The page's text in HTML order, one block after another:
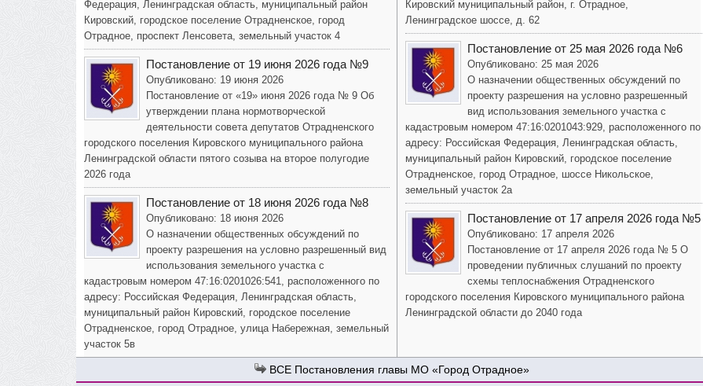
Федерация, Ленинградская область, муниципальный район
Кировский, городское поселение Отрадненское, город
Отрадное, проспект Ленсовета, земельный участок 4
Постановление от 19 июня 2026 года №9
Опубликовано: 19 июня 2026
Постановление от «19» июня 2026 года № 9 Об
утверждении плана нормотворческой
деятельности совета депутатов Отрадненского
городского поселения Кировского муниципального района
Ленинградской области пятого созыва на второе полугодие
2026 года
Постановление от 18 июня 2026 года №8
Опубликовано: 18 июня 2026
О назначении общественных обсуждений по
проекту разрешения на условно разрешенный вид
использования земельного участка с
кадастровым номером 47:16:0201026:541, расположенного по
адресу: Российская Федерация, Ленинградская область,
муниципальный район Кировский, городское поселение
Отрадненское, город Отрадное, улица Набережная, земельный
участок 5в
Кировский муниципальный район, г. Отрадное,
Ленинградское шоссе, д. 62
Постановление от 25 мая 2026 года №6
Опубликовано: 25 мая 2026
О назначении общественных обсуждений по
проекту разрешения на условно разрешенный
вид использования земельного участка с
кадастровым номером 47:16:0201043:929, расположенного по
адресу: Российская Федерация, Ленинградская область,
муниципальный район Кировский, городское поселение
Отрадненское, город Отрадное, шоссе Никольское,
земельный участок 2а
Постановление от 17 апреля 2026 года №5
Опубликовано: 17 апреля 2026
Постановление от 17 апреля 2026 года № 5 О
проведении публичных слушаний по проекту
схемы теплоснабжения Отрадненского
городского поселения Кировского муниципального района
Ленинградской области до 2040 года
Постановления главы МО «Город Отрадное»